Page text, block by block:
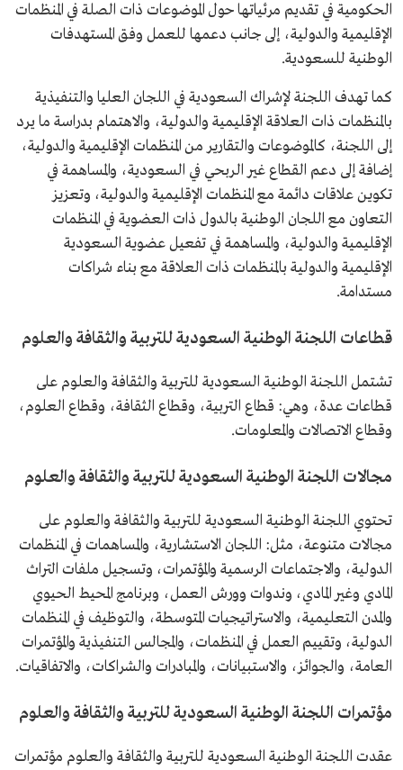
الحكومية في تقديم مرئياتها حول الموضوعات ذات الصلة في المنظمات
الإقليمية والدولية، إلى جانب دعمها للعمل وفق المستهدفات
الوطنية للسعودية.
كما تهدف اللجنة لإشراك السعودية في اللجان العليا والتنفيذية
بالمنظمات ذات العلاقة الإقليمية والدولية، والاهتمام بدراسة ما يرد
إلى اللجنة، كالموضوعات والتقارير من المنظمات الإقليمية والدولية،
إضافة إلى دعم القطاع غير الربحي في السعودية، والمساهمة في
تكوين علاقات دائمة مع المنظمات الإقليمية والدولية، وتعزيز
التعاون مع اللجان الوطنية بالدول ذات العضوية في المنظمات
الإقليمية والدولية، والمساهمة في تفعيل عضوية السعودية
الإقليمية والدولية بالمنظمات ذات العلاقة مع بناء شراكات
مستدامة.
قطاعات اللجنة الوطنية السعودية للتربية والثقافة والعلوم
تشتمل اللجنة الوطنية السعودية للتربية والثقافة والعلوم على
قطاعات عدة، وهي: قطاع التربية، وقطاع الثقافة، وقطاع العلوم،
وقطاع الاتصالات والمعلومات.
مجالات اللجنة الوطنية السعودية للتربية والثقافة والعلوم
تحتوي اللجنة الوطنية السعودية للتربية والثقافة والعلوم على
مجالات متنوعة، مثل: اللجان الاستشارية، والمساهمات في المنظمات
الدولية، والاجتماعات الرسمية والمؤتمرات، وتسجيل ملفات التراث
المادي وغير المادي، وندوات وورش العمل، وبرنامج المحيط الحيوي
والمدن التعليمية، والاستراتيجيات المتوسطة، والتوظيف في المنظمات
الدولية، وتقييم العمل في المنظمات، والمجالس التنفيذية والمؤتمرات
العامة، والجوائز، والاستبيانات، والمبادرات والشراكات، والاتفاقيات.
مؤتمرات اللجنة الوطنية السعودية للتربية والثقافة والعلوم
عقدت اللجنة الوطنية السعودية للتربية والثقافة والعلوم مؤتمرات